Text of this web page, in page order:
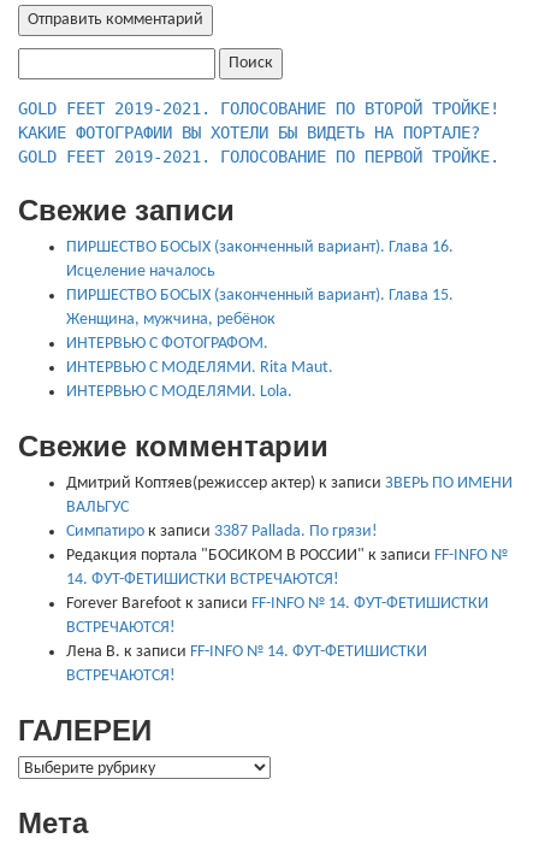
КАКИЕ ФОТОГРАФИИ ВЫ ХОТЕЛИ БЫ ВИДЕТЬ НА ПОРТАЛЕ?
GOLD FEET 2019-2021. ГОЛОСОВАНИЕ ПО ПЕРВОЙ ТРОЙКЕ.
Свежие записи
ПИРШЕСТВО БОСЫХ (законченный вариант). Глава 16.
Исцеление началось
ПИРШЕСТВО БОСЫХ (законченный вариант). Глава 15.
Женщина, мужчина, ребёнок
ИНТЕРВЬЮ С ФОТОГРАФОМ.
ИНТЕРВЬЮ С МОДЕЛЯМИ. Rita Maut.
ИНТЕРВЬЮ С МОДЕЛЯМИ. Lola.
Свежие комментарии
Дмитрий Коптяев(режиссер актер) к записи ЗВЕРЬ ПО ИМЕНИ
ВАЛЬГУС
Симпатиро к записи 3387 Pallada. По грязи!
Редакция портала "БОСИКОМ В РОССИИ" к записи FF-INFO №
14. ФУТ-ФЕТИШИСТКИ ВСТРЕЧАЮТСЯ!
Forever Barefoot к записи FF-INFO № 14. ФУТ-ФЕТИШИСТКИ
ВСТРЕЧАЮТСЯ!
Лена В. к записи FF-INFO № 14. ФУТ-ФЕТИШИСТКИ
ВСТРЕЧАЮТСЯ!
ГАЛЕРЕИ
ГАЛЕРЕИ
Мета